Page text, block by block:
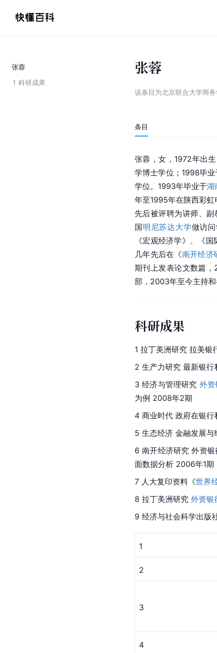
张蓉
1 科研成果
张蓉
该条目为北京联合大学商
条目
张蓉，女，1972年出
学博士学位；1998毕业
学位。1993年毕业于湖
年至1995年在陕西彩
先后被评聘为讲师、
国明尼苏达大学做访
《宏观经济学》、《国
几年先后在《南开经济
期刊上发表论文数篇
部，2003年至今主持
科研成果
1 拉丁美洲研究 拉美
2 生产力研究 最新银
3 经济与管理研究 外资
为例 2008年2期
4 商业时代 政府在银
5 生态经济 金融发展
6 南开经济研究 外资
面数据分析 2006年1期
7 人大复印资料《世界
8 拉丁美洲研究 外资银
9 经济与社会科学出版
1
2
3
4